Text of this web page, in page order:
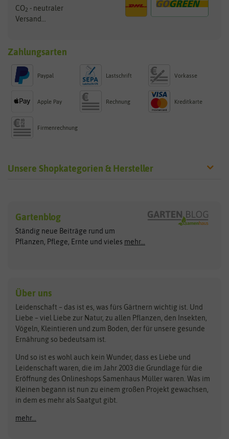
CO2 - neutraler
Versand...
Zahlungsarten
Paypal Lastschrift Vorkasse
Apple Pay Rechnung Kreditkarte
Firmenrechnung
Unsere Shopkategorien & Hersteller
Exotische Samen
Gemüsesamen
Gründünger
Kräutersamen
Obstsamen
Pilzbrut
Rasensamen
Steckzwiebeln
Zimmer & Kübelpflanzen
Kataloge
Schnäppchen
Anzucht & Gartenzubehör
Anzuchtschalen
Arche Noah
ASB Greenworld
Benary
Bingenheimer Saatgut
BioBalu
Bionana
BIOWOL
Blumicorn
Bûten Birds
Clever Pots
COMPO
Dürr-Samen
elho
Feldsaaten Freudenberger
Fertil
Flora Elite
Gartenblog
Ständig neue Beiträge rund um
Pflanzen, Pflege, Ernte und vieles mehr...
Über uns
Leidenschaft – das ist es, was fürs Gärtnern wichtig ist. Und
Liebe – viel Liebe zur Natur, zu allen Pflanzen, den Insekten,
Vögeln, Kleintieren und zum Boden, der für unsere gesunde
Ernährung so bedeutsam ist.
Und so ist es wohl auch kein Wunder, dass es Liebe und
Leidenschaft waren, die im Jahr 2003 die Grundlage für die
Eröffnung des Onlineshops Samenhaus Müller waren. Was im
Kleinen begann ist nun zu einem großen Projekt gewachsen,
in dem es mehr als Saatgut gibt.
mehr...